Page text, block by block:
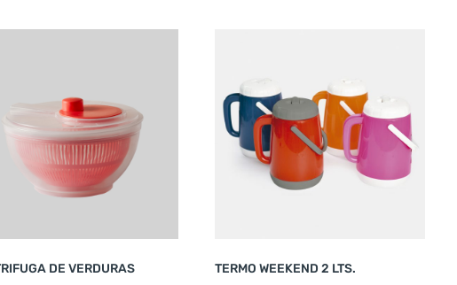
DE VERDURAS TERMO WEEKEND 2 LTS.